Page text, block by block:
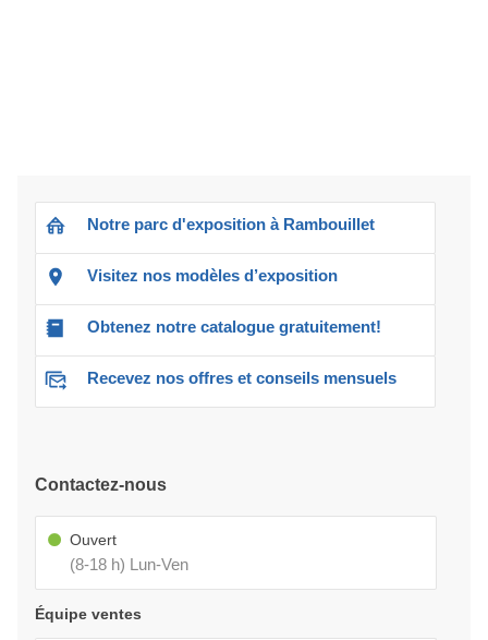
Notre parc d'exposition à Rambouillet
Visitez nos modèles d’exposition
Obtenez notre catalogue gratuitement!
Recevez nos offres et conseils mensuels
Contactez-nous
Ouvert
(8-18 h) Lun-Ven
Équipe ventes